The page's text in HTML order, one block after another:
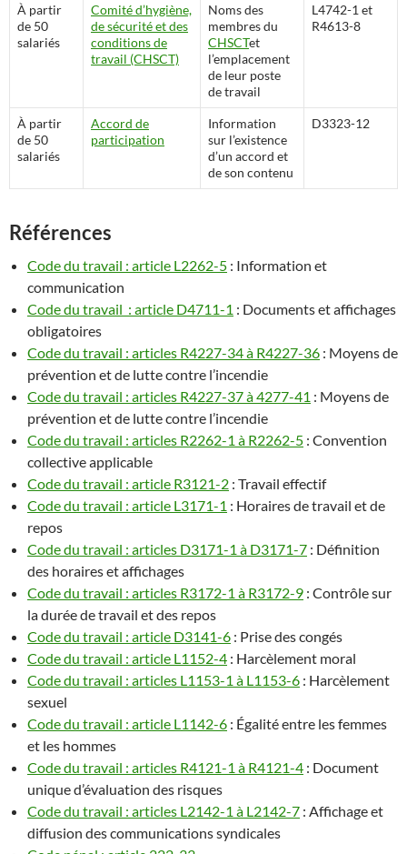
À partir
de 50
salariés
Comité d’hygiène,
de sécurité et des
conditions de
travail (CHSCT)
Noms des
membres du
CHSCTet
l’emplacement
de leur poste
de travail
L4742-1 et
R4613-8
À partir
de 50
salariés
Accord de
participation
Information
sur l’existence
d’un accord et
de son contenu
D3323-12
Références
Code du travail : article L2262-5 : Information et
communication
Code du travail : article D4711-1 : Documents et affichages
obligatoires
Code du travail : articles R4227-34 à R4227-36 : Moyens de
prévention et de lutte contre l’incendie
Code du travail : articles R4227-37 à 4277-41 : Moyens de
prévention et de lutte contre l’incendie
Code du travail : articles R2262-1 à R2262-5 : Convention
collective applicable
Code du travail : article R3121-2 : Travail effectif
Code du travail : article L3171-1 : Horaires de travail et de
repos
Code du travail : articles D3171-1 à D3171-7 : Définition
des horaires et affichages
Code du travail : articles R3172-1 à R3172-9 : Contrôle sur
la durée de travail et des repos
Code du travail : article D3141-6 : Prise des congés
Code du travail : article L1152-4 : Harcèlement moral
Code du travail : articles L1153-1 à L1153-6 : Harcèlement
sexuel
Code du travail : article L1142-6 : Égalité entre les femmes
et les hommes
Code du travail : articles R4121-1 à R4121-4 : Document
unique d’évaluation des risques
Code du travail : articles L2142-1 à L2142-7 : Affichage et
diffusion des communications syndicales